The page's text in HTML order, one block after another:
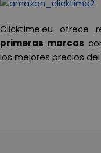
Clicktime.eu ofrece
primeras marcas
los mejores precios